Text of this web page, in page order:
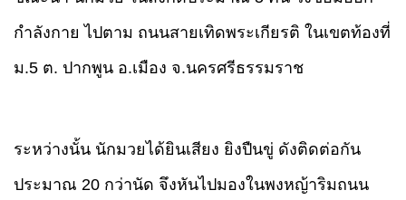
กำลังกาย ไปตาม ถนนสายเทิดพระเกียรติ ในเขตท้องที่
ม.5 ต. ปากพูน อ.เมือง จ.นครศรีธรรมราช
ระหว่างนั้น นักมวยได้ยินเสียง ยิงปืนขู่ ดังติดต่อกัน
ประมาณ 20 กว่านัด จึงหันไปมองในพงหญ้าริมถนน